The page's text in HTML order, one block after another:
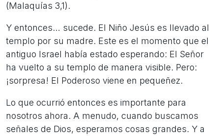
(Malaquías 3,1).
Y entonces… sucede. El Niño Jesús es llevado al
templo por su madre. Este es el momento que el
antiguo Israel había estado esperando: El Señor
ha vuelto a su templo de manera visible. Pero:
¡sorpresa! El Poderoso viene en pequeñez.
Lo que ocurrió entonces es importante para
nosotros ahora. A menudo, cuando buscamos
señales de Dios, esperamos cosas grandes. Y a